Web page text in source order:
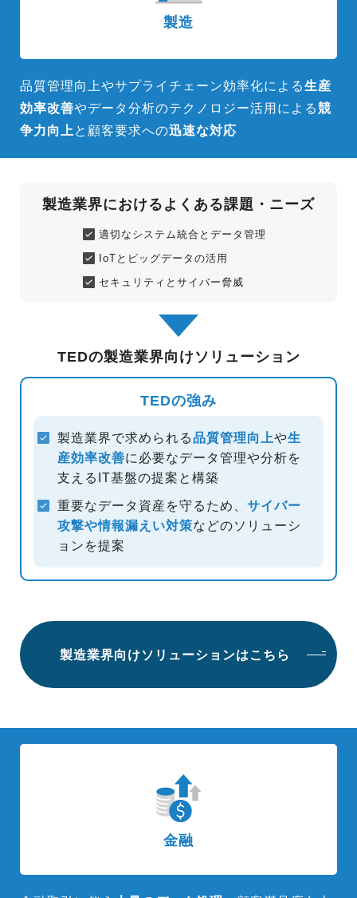
製造
品質管理向上やサプライチェーン効率化による生産
効率改善やデータ分析のテクノロジー活用による競
争力向上 と顧客要求への迅速な対応
製造業界におけるよくある課題・ニーズ
適切なシステム統合とデータ管理
IoTとビッグデータの活用
セキュリティとサイバー脅威
TEDの製造業界向けソリューション
TEDの強み
製造業界で求められる品質管理向上や生
産効率改善に必要なデータ管理や分析を
支えるIT基盤の提案と構築
重要なデータ資産を守るため、 サイバー
攻撃や情報漏えい対策などのソリューシ
ョンを提案
製造業界向けソリューションはこちら
金融